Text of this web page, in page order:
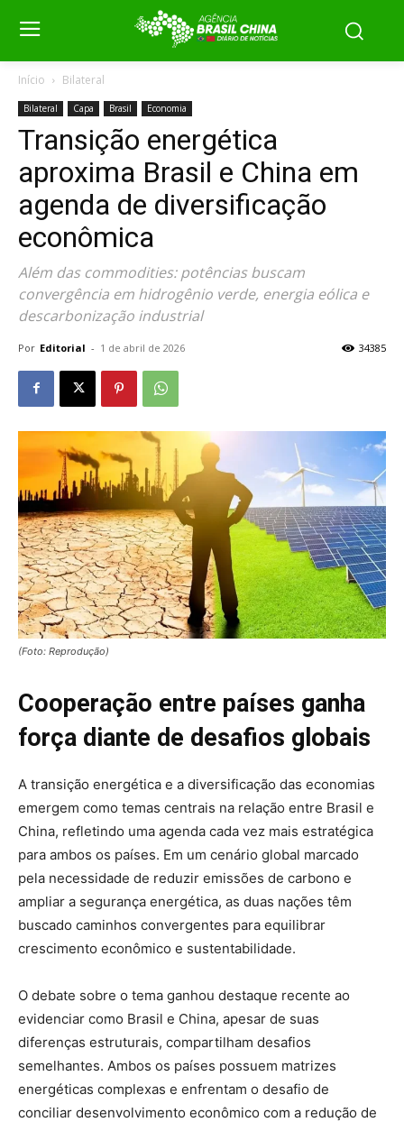
Início Bilateral
Bilateral Capa Brasil Economia
Transição energética
aproxima Brasil e China em
agenda de diversificação
econômica
Além das commodities: potências buscam
convergência em hidrogênio verde, energia eólica e
descarbonização industrial
Por Editorial - 1 de abril de 2026 34385
(Foto: Reprodução)
Cooperação entre países ganha
força diante de desafios globais
A transição energética e a diversificação das economias
emergem como temas centrais na relação entre Brasil e
China, refletindo uma agenda cada vez mais estratégica
para ambos os países. Em um cenário global marcado
pela necessidade de reduzir emissões de carbono e
ampliar a segurança energética, as duas nações têm
buscado caminhos convergentes para equilibrar
crescimento econômico e sustentabilidade.
O debate sobre o tema ganhou destaque recente ao
evidenciar como Brasil e China, apesar de suas
diferenças estruturais, compartilham desafios
semelhantes. Ambos os países possuem matrizes
energéticas complexas e enfrentam o desafio de
conciliar desenvolvimento econômico com a redução de